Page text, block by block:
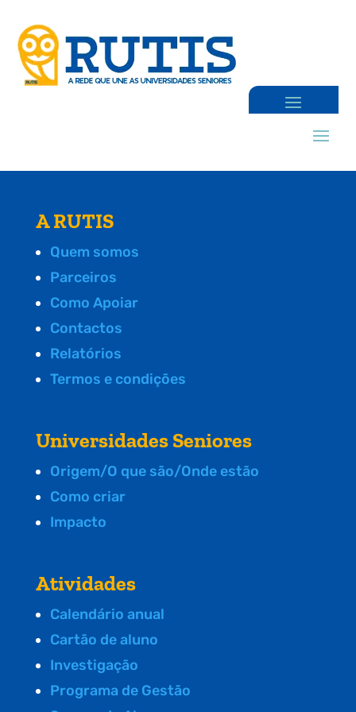
A RUTIS
Quem somos
Parceiros
Como Apoiar
Contactos
Relatórios
Termos e condições
Universidades Seniores
Origem/O que são/Onde estão
Como criar
Impacto
Atividades
Calendário anual
Cartão de aluno
Investigação
Programa de Gestão